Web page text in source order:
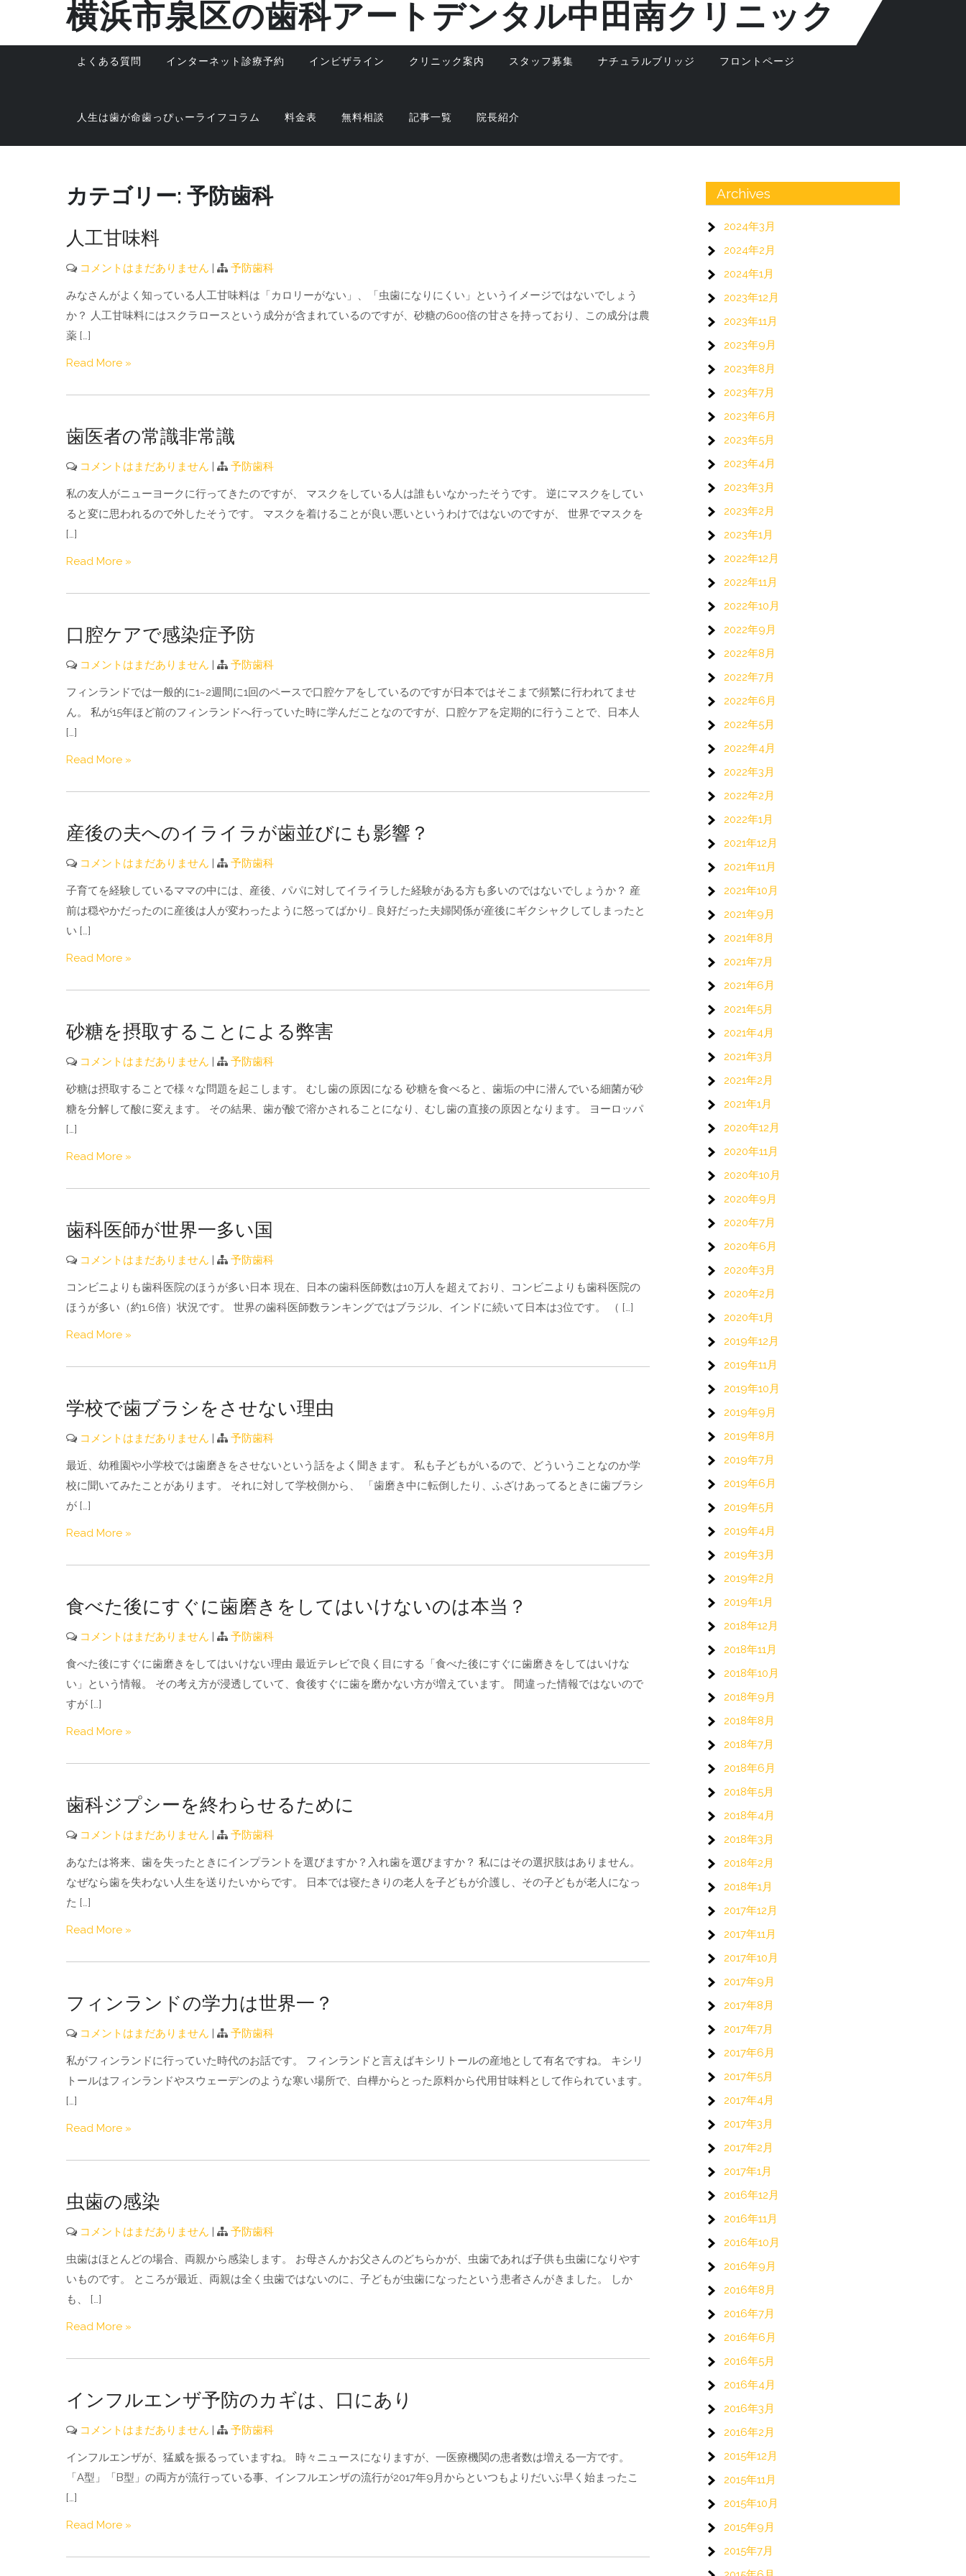
content
横浜市泉区の歯科アートデンタル中田南クリニック
よくある質問 インターネット診療予約 インビザライン クリニック案内 スタッフ募集 ナチュラルブリッジ フロントページ
人生は歯が命歯っぴぃーライフコラム 料金表 無料相談 記事一覧 院長紹介
カテゴリー: 予防歯科
人工甘味料
コメントはまだありません | 予防歯科
みなさんがよく知っている人工甘味料は「カロリーがない」、「虫歯になりにくい」というイメージではないでしょう
か？ 人工甘味料にはスクラロースという成分が含まれているのですが、砂糖の600倍の甘さを持っており、この成分は農
薬 […]
Read More »
歯医者の常識非常識
コメントはまだありません | 予防歯科
私の友人がニューヨークに行ってきたのですが、 マスクをしている人は誰もいなかったそうです。 逆にマスクをしてい
ると変に思われるので外したそうです。 マスクを着けることが良い悪いというわけではないのですが、 世界でマスクを
[…]
Read More »
口腔ケアで感染症予防
コメントはまだありません | 予防歯科
フィンランドでは一般的に1~2週間に1回のペースで口腔ケアをしているのですが日本ではそこまで頻繁に行われてませ
ん。 私が15年ほど前のフィンランドへ行っていた時に学んだことなのですが、口腔ケアを定期的に行うことで、日本人
[…]
Read More »
産後の夫へのイライラが歯並びにも影響？
コメントはまだありません | 予防歯科
子育てを経験しているママの中には、産後、パパに対してイライラした経験がある方も多いのではないでしょうか？ 産
前は穏やかだったのに産後は人が変わったように怒ってばかり… 良好だった夫婦関係が産後にギクシャクしてしまったと
い […]
Read More »
砂糖を摂取することによる弊害
コメントはまだありません | 予防歯科
砂糖は摂取することで様々な問題を起こします。 むし歯の原因になる 砂糖を食べると、歯垢の中に潜んでいる細菌が砂
糖を分解して酸に変えます。 その結果、歯が酸で溶かされることになり、むし歯の直接の原因となります。 ヨーロッパ
[…]
Read More »
歯科医師が世界一多い国
コメントはまだありません | 予防歯科
コンビニよりも歯科医院のほうが多い日本 現在、日本の歯科医師数は10万人を超えており、コンビニよりも歯科医院の
ほうが多い（約1.6倍）状況です。 世界の歯科医師数ランキングではブラジル、インドに続いて日本は3位です。 （ […]
Read More »
学校で歯ブラシをさせない理由
コメントはまだありません | 予防歯科
最近、幼稚園や小学校では歯磨きをさせないという話をよく聞きます。 私も子どもがいるので、どういうことなのか学
校に聞いてみたことがあります。 それに対して学校側から、 「歯磨き中に転倒したり、ふざけあってるときに歯ブラシ
が […]
Read More »
食べた後にすぐに歯磨きをしてはいけないのは本当？
コメントはまだありません | 予防歯科
食べた後にすぐに歯磨きをしてはいけない理由 最近テレビで良く目にする「食べた後にすぐに歯磨きをしてはいけな
い」という情報。 その考え方が浸透していて、食後すぐに歯を磨かない方が増えています。 間違った情報ではないので
すが […]
Read More »
歯科ジプシーを終わらせるために
コメントはまだありません | 予防歯科
あなたは将来、歯を失ったときにインプラントを選びますか？入れ歯を選びますか？ 私にはその選択肢はありません。
なぜなら歯を失わない人生を送りたいからです。 日本では寝たきりの老人を子どもが介護し、その子どもが老人になっ
た […]
Read More »
フィンランドの学力は世界一？
コメントはまだありません | 予防歯科
私がフィンランドに行っていた時代のお話です。 フィンランドと言えばキシリトールの産地として有名ですね。 キシリ
トールはフィンランドやスウェーデンのような寒い場所で、白樺からとった原料から代用甘味料として作られています。
[…]
Read More »
虫歯の感染
コメントはまだありません | 予防歯科
虫歯はほとんどの場合、両親から感染します。 お母さんかお父さんのどちらかが、虫歯であれば子供も虫歯になりやす
いものです。 ところが最近、両親は全く虫歯ではないのに、子どもが虫歯になったという患者さんがきました。 しか
も、 […]
Read More »
インフルエンザ予防のカギは、口にあり
コメントはまだありません | 予防歯科
インフルエンザが、猛威を振るっていますね。 時々ニュースになりますが、一医療機関の患者数は増える一方です。
「A型」「B型」の両方が流行っている事、インフルエンザの流行が2017年9月からといつもよりだいぶ早く始まったこ
[…]
Read More »
Archives
2024年3月
2024年2月
2024年1月
2023年12月
2023年11月
2023年9月
2023年8月
2023年7月
2023年6月
2023年5月
2023年4月
2023年3月
2023年2月
2023年1月
2022年12月
2022年11月
2022年10月
2022年9月
2022年8月
2022年7月
2022年6月
2022年5月
2022年4月
2022年3月
2022年2月
2022年1月
2021年12月
2021年11月
2021年10月
2021年9月
2021年8月
2021年7月
2021年6月
2021年5月
2021年4月
2021年3月
2021年2月
2021年1月
2020年12月
2020年11月
2020年10月
2020年9月
2020年7月
2020年6月
2020年3月
2020年2月
2020年1月
2019年12月
2019年11月
2019年10月
2019年9月
2019年8月
2019年7月
2019年6月
2019年5月
2019年4月
2019年3月
2019年2月
2019年1月
2018年12月
2018年11月
2018年10月
2018年9月
2018年8月
2018年7月
2018年6月
2018年5月
2018年4月
2018年3月
2018年2月
2018年1月
2017年12月
2017年11月
2017年10月
2017年9月
2017年8月
2017年7月
2017年6月
2017年5月
2017年4月
2017年3月
2017年2月
2017年1月
2016年12月
2016年11月
2016年10月
2016年9月
2016年8月
2016年7月
2016年6月
2016年5月
2016年4月
2016年3月
2016年2月
2015年12月
2015年11月
2015年10月
2015年9月
2015年7月